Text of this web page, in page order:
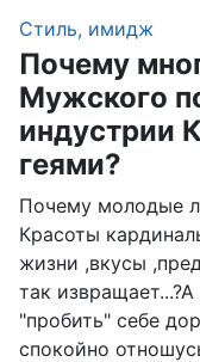
Стиль, имидж
Почему
Мужского
индустрии
геями?
Почему молодые
Красоты
жизни ,вкусы
так
"пробить" себе
спокойно